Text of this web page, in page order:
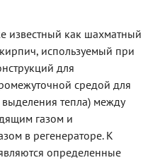
известный как шахматный
используемый при
для
средой для
тепла) между
газом и
в регенераторе. К
определенные